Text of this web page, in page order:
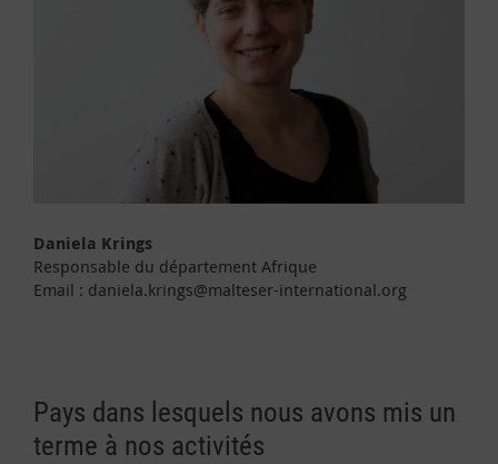
Daniela Krings
Responsable du département Afrique
Email : daniela.krings@malteser-international.org
Pays dans lesquels nous avons mis un
terme à nos activités